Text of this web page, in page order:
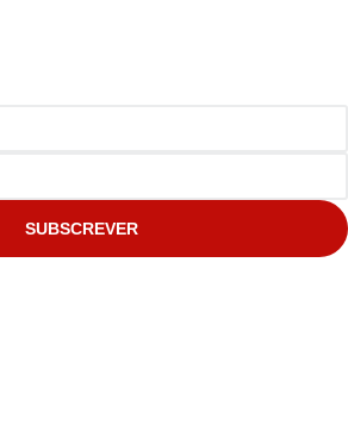
SUBSCREVER